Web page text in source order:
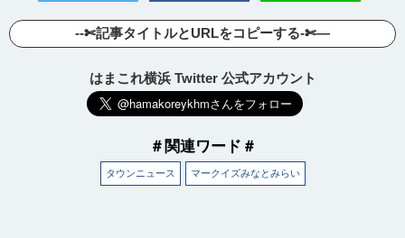
--✄記事タイトルとURLをコピーする-✄—
はまこれ横浜 Twitter 公式アカウント
＃関連ワード＃
タウンニュース マークイズみなとみらい